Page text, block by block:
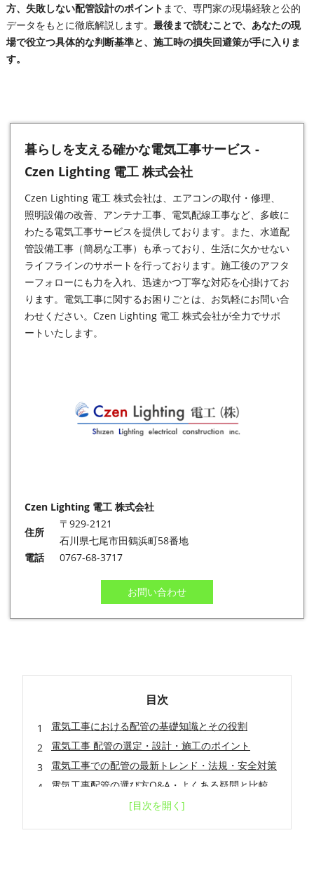
方、失敗しない配管設計のポイント まで、専門家の現場経験と公的
データをもとに徹底解説します。 最後まで読むことで、あなたの現
場で役立つ具体的な判断基準と、施工時の損失回避策が手に入りま
す。
暮らしを支える確かな電気工事サービス -
Czen Lighting 電工 株式会社
Czen Lighting 電工 株式会社は、エアコンの取付・修理、
照明設備の改善、アンテナ工事、電気配線工事など、多岐に
わたる電気工事サービスを提供しております。また、水道配
管設備工事（簡易な工事）も承っており、生活に欠かせない
ライフラインのサポートを行っております。施工後のアフタ
ーフォローにも力を入れ、迅速かつ丁寧な対応を心掛けてお
ります。電気工事に関するお困りごとは、お気軽にお問い合
わせください。Czen Lighting 電工 株式会社が全力でサポ
ートいたします。
Czen Lighting 電工 株式会社
住所
〒929-2121
石川県七尾市田鶴浜町58番地
電話
0767-68-3717
お問い合わせ
目次
電気工事における配管の基礎知識とその役割
電気工事 配管の選定・設計・施工のポイント
電気工事での配管の最新トレンド・法規・安全対策
電気工事配管の選び方Q&A・よくある疑問と比較
電気工事配管の施工方法と注意点